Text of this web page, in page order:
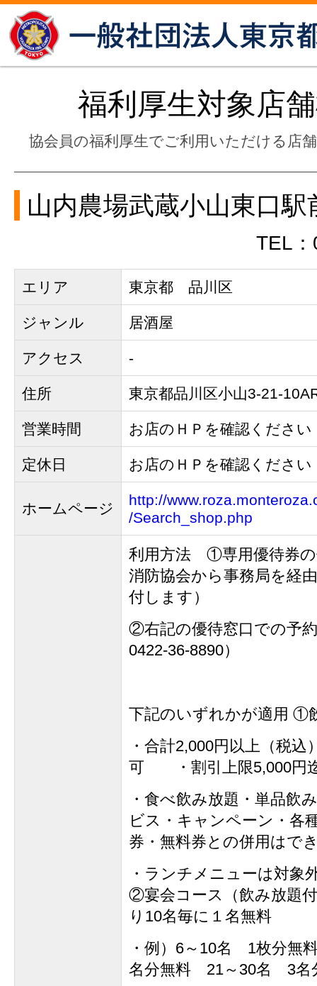
福利厚生対象店
協会員の福利厚生でご利用いただける店
山内農場武蔵小山東口駅
TEL
エリア 東京都 品川区
ジャンル 居酒屋
アクセス -
住所 東京都品川区小山3-21-
営業時間 お店のＨＰを確認ください
定休日 お店のＨＰを確認ください
ホームページ
http://
/Search_shop.php
利用方法 ①専用優待券
消防協会から事務局を経
付します）
②右記の優待窓口での予
0422-36-8890）
下記のいずれかが適用 ①
・合計2,000円以上（税込
可 ・割引上限5,000円
・食べ飲み放題・単品飲
ビス・キャンペーン・各
券・無料券との併用はで
・ランチメニューは対象
②宴会コース（飲み放題
り10名毎に１名無料
・例）6～10名 1枚分
名分無料 21～30名 3名